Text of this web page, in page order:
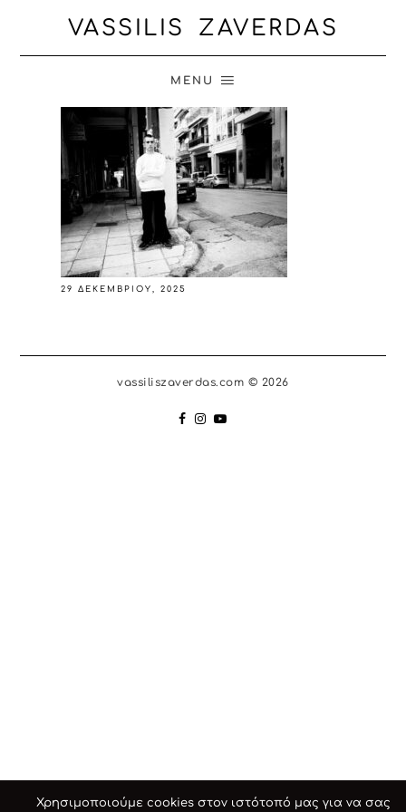
VASSILIS ZAVERDAS
MENU
29 ΔΕΚΕΜΒΡΊΟΥ, 2025
vassiliszaverdas.com © 2026
Χρησιμοποιούμε cookies στον ιστότοπό μας για να σας